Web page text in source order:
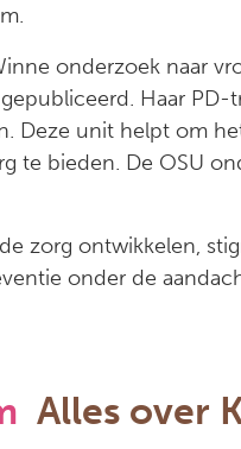
onderzoek naar
Haar
Deze unit helpt om
te bieden. De OSU
zorg ontwikkelen,
onder de
Alles over